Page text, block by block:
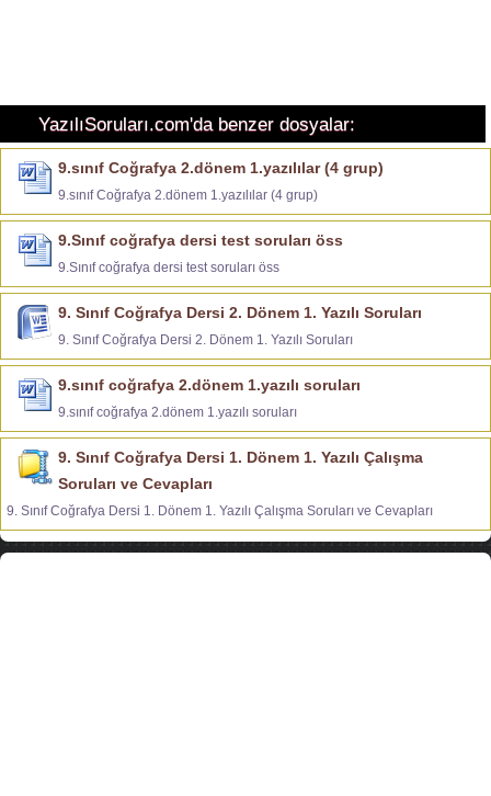
YazılıSoruları.com'da benzer dosyalar:
9.sınıf Coğrafya 2.dönem 1.yazılılar (4 grup)
9.sınıf Coğrafya 2.dönem 1.yazılılar (4 grup)
9.Sınıf coğrafya dersi test soruları öss
9.Sınıf coğrafya dersi test soruları öss
9. Sınıf Coğrafya Dersi 2. Dönem 1. Yazılı Soruları
9. Sınıf Coğrafya Dersi 2. Dönem 1. Yazılı Soruları
9.sınıf coğrafya 2.dönem 1.yazılı soruları
9.sınıf coğrafya 2.dönem 1.yazılı soruları
9. Sınıf Coğrafya Dersi 1. Dönem 1. Yazılı Çalışma
Soruları ve Cevapları
9. Sınıf Coğrafya Dersi 1. Dönem 1. Yazılı Çalışma Soruları ve Cevapları